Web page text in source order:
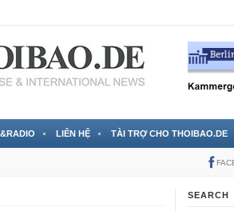
LIÊN HỆ TÀI TRỢ CHO THOIBAO.DE
SEARCH